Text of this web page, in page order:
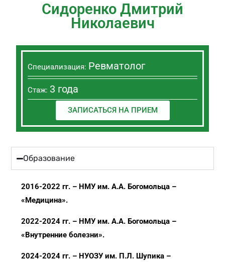
Сидоренко Дмитрий
Николаевич
Специализация: Ревматолог
Стаж: 3 года
ЗАПИСАТЬСЯ НА ПРИЕМ
Образование
2016-2022 гг. – НМУ им. А.А. Богомольца –
«Медицина».
2022-2024 гг. – НМУ им. А.А. Богомольца –
«Внутренние болезни».
2024-2024 гг. – НУОЗУ им. П.Л. Шупика –